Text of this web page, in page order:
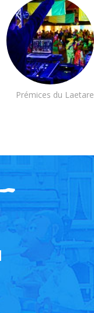
Prémices du Laetare